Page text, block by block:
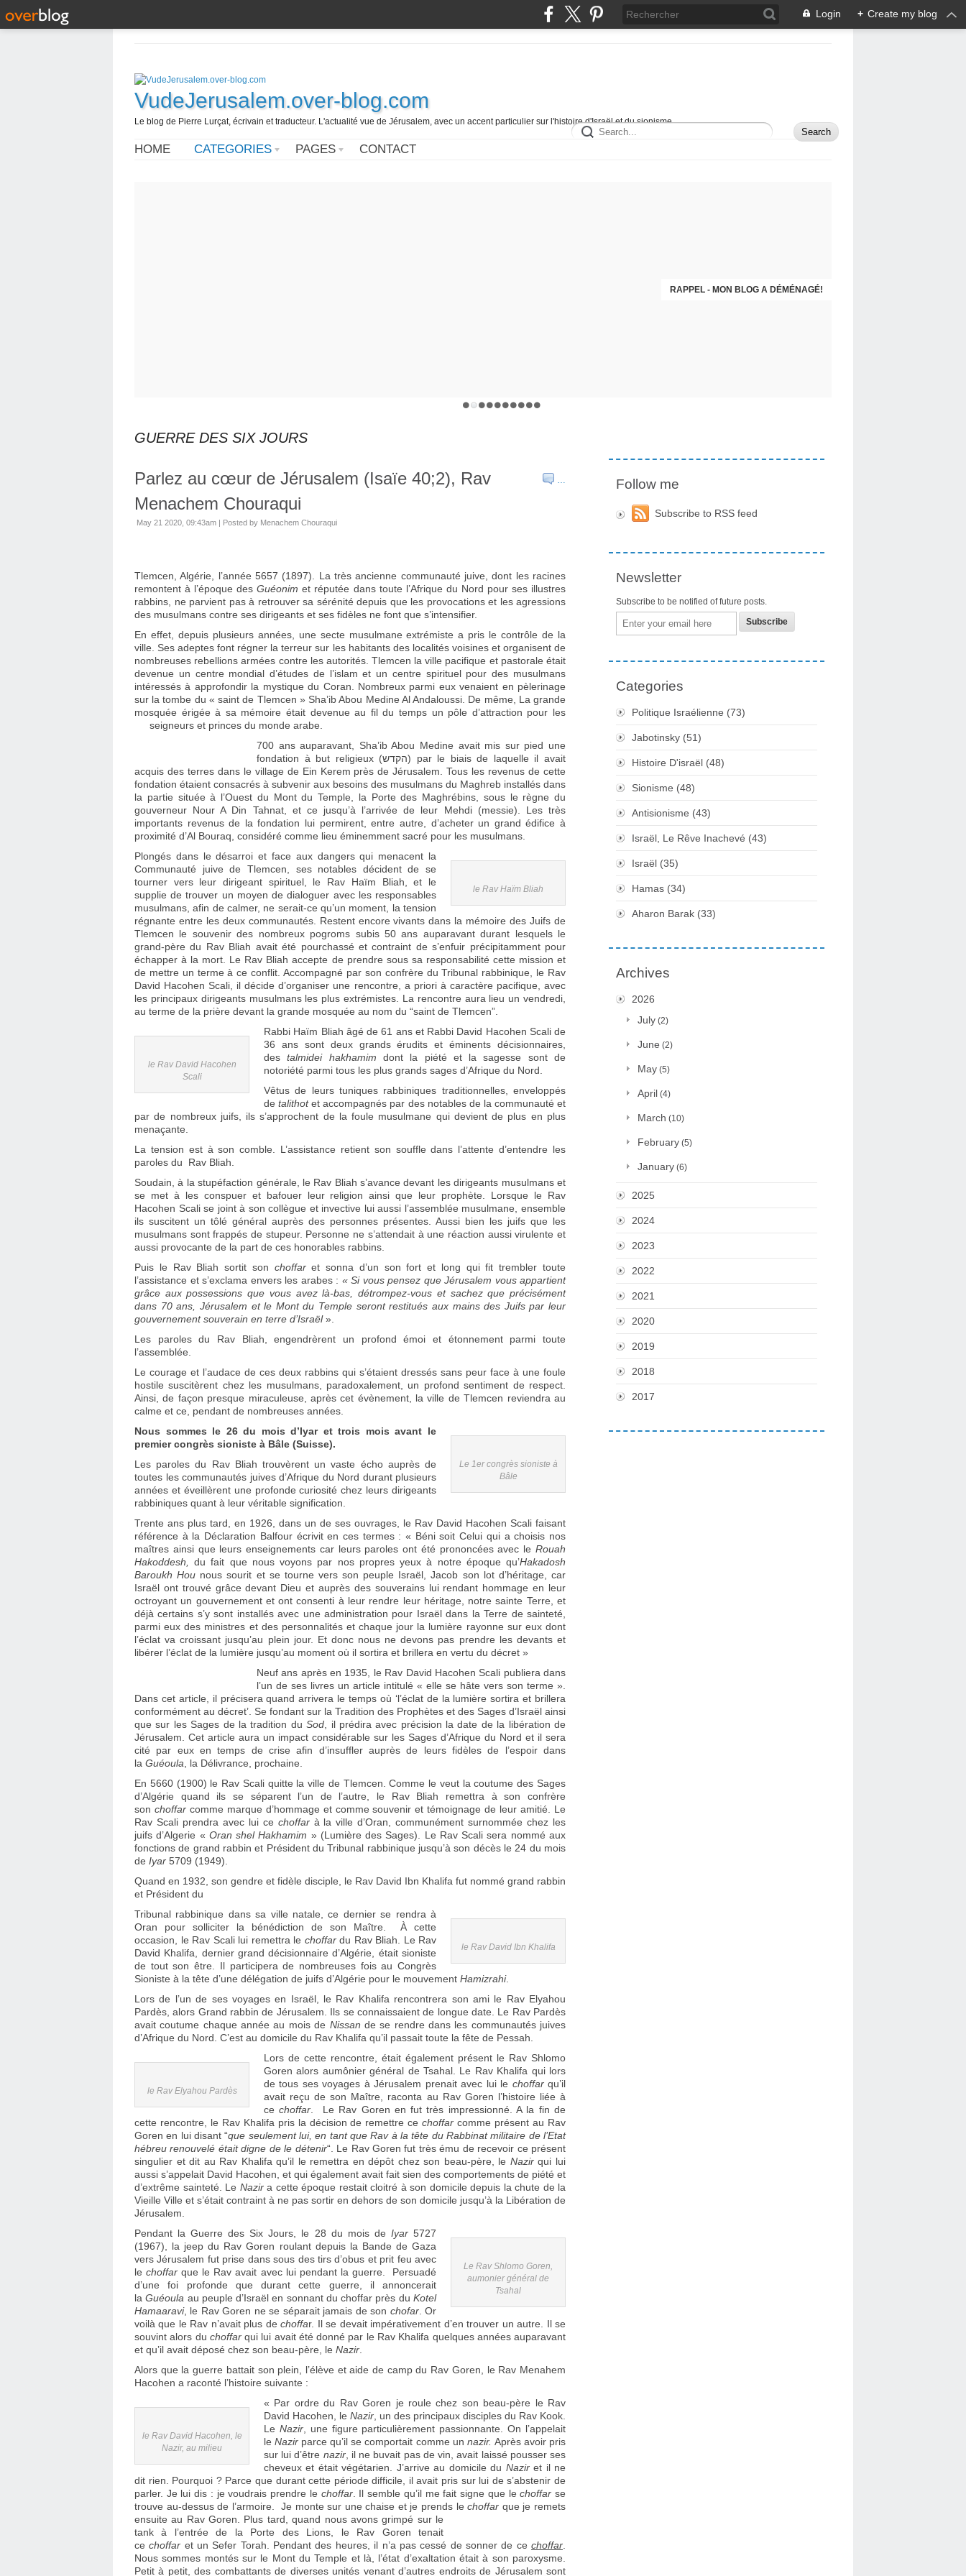
Login + Create my blog
VudeJerusalem.over-blog.com
Le blog de Pierre Lurçat, écrivain et traducteur. L'actualité vue de Jérusalem, avec un accent particulier sur l'histoire d'Israël et du sionisme.
HOME CATEGORIES PAGES CONTACT
RAPPEL - MON BLOG A DÉMÉNAGÉ!
GUERRE DES SIX JOURS
…
Parlez au cœur de Jérusalem (Isaïe 40;2), Rav
Menachem Chouraqui
May 21 2020, 09:43am | Posted by Menachem Chouraqui
Tlemcen, Algérie, l’année 5657 (1897). La très ancienne communauté juive, dont les racines
remontent à l’époque des Guéonim et réputée dans toute l’Afrique du Nord pour ses illustres
rabbins, ne parvient pas à retrouver sa sérénité depuis que les provocations et les agressions
des musulmans contre ses dirigeants et ses fidèles ne font que s’intensifier.
En effet, depuis plusieurs années, une secte musulmane extrémiste a pris le contrôle de la
ville. Ses adeptes font régner la terreur sur les habitants des localités voisines et organisent de
nombreuses rebellions armées contre les autorités. Tlemcen la ville pacifique et pastorale était
devenue un centre mondial d’études de l’islam et un centre spirituel pour des musulmans
intéressés à approfondir la mystique du Coran. Nombreux parmi eux venaient en pèlerinage
sur la tombe du « saint de Tlemcen » Sha’ib Abou Medine Al Andaloussi. De même, La grande
mosquée érigée à sa mémoire était devenue au fil du temps un pôle d’attraction pour les
seigneurs et princes du monde arabe.
700 ans auparavant, Sha’ib Abou Medine avait mis sur pied une
fondation à but religieux (הקדש) par le biais de laquelle il avait
acquis des terres dans le village de Ein Kerem près de Jérusalem. Tous les revenus de cette
fondation étaient consacrés à subvenir aux besoins des musulmans du Maghreb installés dans
la partie située à l’Ouest du Mont du Temple, la Porte des Maghrébins, sous le règne du
gouverneur Nour A Din Tahnat, et ce jusqu’à l’arrivée de leur Mehdi (messie). Les très
importants revenus de la fondation lui permirent, entre autre, d’acheter un grand édifice à
proximité d’Al Bouraq, considéré comme lieu éminemment sacré pour les musulmans.
le Rav Haïm Bliah
Plongés dans le désarroi et face aux dangers qui menacent la
Communauté juive de Tlemcen, ses notables décident de se
tourner vers leur dirigeant spirituel, le Rav Haïm Bliah, et le
supplie de trouver un moyen de dialoguer avec les responsables
musulmans, afin de calmer, ne serait-ce qu’un moment, la tension
régnante entre les deux communautés. Restent encore vivants dans la mémoire des Juifs de
Tlemcen le souvenir des nombreux pogroms subis 50 ans auparavant durant lesquels le
grand-père du Rav Bliah avait été pourchassé et contraint de s’enfuir précipitamment pour
échapper à la mort. Le Rav Bliah accepte de prendre sous sa responsabilité cette mission et
de mettre un terme à ce conflit. Accompagné par son confrère du Tribunal rabbinique, le Rav
David Hacohen Scali, il décide d’organiser une rencontre, a priori à caractère pacifique, avec
les principaux dirigeants musulmans les plus extrémistes. La rencontre aura lieu un vendredi,
au terme de la prière devant la grande mosquée au nom du “saint de Tlemcen”.
le Rav David Hacohen
Scali
Rabbi Haïm Bliah âgé de 61 ans et Rabbi David Hacohen Scali de
36 ans sont deux grands érudits et éminents décisionnaires,
des talmidei hakhamim
dont la piété et la sagesse sont de
notoriété parmi tous les plus grands sages d’Afrique du Nord.
Vêtus de leurs tuniques rabbiniques traditionnelles, enveloppés
de talithot et accompagnés par des notables de la communauté et
par de nombreux juifs, ils s’approchent de la foule musulmane qui devient de plus en plus
menaçante.
La tension est à son comble. L’assistance retient son souffle dans l’attente d’entendre les
paroles du Rav Bliah.
Soudain, à la stupéfaction générale, le Rav Bliah s’avance devant les dirigeants musulmans et
se met à les conspuer et bafouer leur religion ainsi que leur prophète. Lorsque le Rav
Hacohen Scali se joint à son collègue et invective lui aussi l’assemblée musulmane, ensemble
ils suscitent un tôlé général auprès des personnes présentes. Aussi bien les juifs que les
musulmans sont frappés de stupeur. Personne ne s’attendait à une réaction aussi virulente et
aussi provocante de la part de ces honorables rabbins.
Puis le Rav Bliah sortit son choffar et sonna d’un son fort et long qui fit trembler toute
l’assistance et s’exclama envers les arabes : « Si vous pensez que Jérusalem vous appartient
grâce aux possessions que vous avez là-bas, détrompez-vous et sachez que précisément
dans 70 ans, Jérusalem et le Mont du Temple seront restitués aux mains des Juifs par leur
gouvernement souverain en terre d’Israël».
Les paroles du Rav Bliah, engendrèrent un profond émoi et étonnement parmi toute
l’assemblée.
Le courage et l’audace de ces deux rabbins qui s’étaient dressés sans peur face à une foule
hostile suscitèrent chez les musulmans, paradoxalement, un profond sentiment de respect.
Ainsi, de façon presque miraculeuse, après cet évènement, la ville de Tlemcen reviendra au
calme et ce, pendant de nombreuses années.
Le 1er congrès sioniste à
Bâle
Nous sommes le 26 du mois d’Iyar et trois mois avant le
premier congrès sioniste à Bâle (Suisse).
Les paroles du Rav Bliah trouvèrent un vaste écho auprès de
toutes les communautés juives d’Afrique du Nord durant plusieurs
années et éveillèrent une profonde curiosité chez leurs dirigeants
rabbiniques quant à leur véritable signification.
Trente ans plus tard, en 1926, dans un de ses ouvrages, le Rav David Hacohen Scali faisant
référence à la Déclaration Balfour écrivit en ces termes : « Béni soit Celui qui a choisis nos
maîtres ainsi que leurs enseignements car leurs paroles ont été prononcées avec le Rouah
Hakoddesh,
du fait que nous voyons par nos propres yeux à notre époque qu’Hakadosh
Baroukh Hou nous sourit et se tourne vers son peuple Israël, Jacob son lot d’héritage, car
Israël ont trouvé grâce devant Dieu et auprès des souverains lui rendant hommage en leur
octroyant un gouvernement et ont consenti à leur rendre leur héritage, notre sainte Terre, et
déjà certains s’y sont installés avec une administration pour Israël dans la Terre de sainteté,
parmi eux des ministres et des personnalités et chaque jour la lumière rayonne sur eux dont
l’éclat va croissant jusqu’au plein jour. Et donc nous ne devons pas prendre les devants et
libérer l’éclat de la lumière jusqu’au moment où il sortira et brillera en vertu du décret »
Neuf ans après en 1935, le Rav David Hacohen Scali publiera dans
l’un de ses livres un article intitulé « elle se hâte vers son terme ».
Dans cet article, il précisera quand arrivera le temps où ‘l’éclat de la lumière sortira et brillera
conformément au décret’. Se fondant sur la Tradition des Prophètes et des Sages d’Israël ainsi
que sur les Sages de la tradition du Sod , il prédira avec précision la date de la libération de
Jérusalem. Cet article aura un impact considérable sur les Sages d’Afrique du Nord et il sera
cité par eux en temps de crise afin d’insuffler auprès de leurs fidèles de l’espoir dans
la Guéoula , la Délivrance, prochaine.
En 5660 (1900) le Rav Scali quitte la ville de Tlemcen. Comme le veut la coutume des Sages
d’Algérie quand ils se séparent l’un de l’autre, le Rav Bliah remettra à son confrère
son choffar comme marque d’hommage et comme souvenir et témoignage de leur amitié. Le
Rav Scali prendra avec lui ce choffar à la ville d’Oran, communément surnommée chez les
juifs d’Algerie « Oran shel Hakhamim » (Lumière des Sages). Le Rav Scali sera nommé aux
fonctions de grand rabbin et Président du Tribunal rabbinique jusqu’à son décès le 24 du mois
de Iyar 5709 (1949).
Quand en 1932, son gendre et fidèle disciple, le Rav David Ibn Khalifa fut nommé grand rabbin
et Président du
le Rav David Ibn Khalifa
Tribunal rabbinique dans sa ville natale, ce dernier se rendra à
Oran pour solliciter la bénédiction de son Maître. À cette
occasion, le Rav Scali lui remettra le choffar du Rav Bliah. Le Rav
David Khalifa, dernier grand décisionnaire d’Algérie, était sioniste
de tout son être. Il participera de nombreuses fois au Congrès
Sioniste à la tête d’une délégation de juifs d’Algérie pour le mouvement Hamizrahi.
Lors de l’un de ses voyages en Israël, le Rav Khalifa rencontrera son ami le Rav Elyahou
Pardès, alors Grand rabbin de Jérusalem. Ils se connaissaient de longue date. Le Rav Pardès
avait coutume chaque année au mois de Nissan de se rendre dans les communautés juives
d’Afrique du Nord. C’est au domicile du Rav Khalifa qu’il passait toute la fête de Pessah.
le Rav Elyahou Pardès
Lors de cette rencontre, était également présent le Rav Shlomo
Goren alors aumônier général de Tsahal. Le Rav Khalifa qui lors
de tous ses voyages à Jérusalem prenait avec lui le choffar qu’il
avait reçu de son Maître, raconta au Rav Goren l’histoire liée à
ce choffar . Le Rav Goren en fut très impressionné. A la fin de
cette rencontre, le Rav Khalifa pris la décision de remettre ce choffar comme présent au Rav
Goren en lui disant “que seulement lui, en tant que Rav à la tête du Rabbinat militaire de l’Etat
hébreu renouvelé était digne de le détenir“. Le Rav Goren fut très ému de recevoir ce présent
singulier et dit au Rav Khalifa qu’il le remettra en dépôt chez son beau-père, le Nazir qui lui
aussi s’appelait David Hacohen, et qui également avait fait sien des comportements de piété et
d’extrême sainteté. Le Nazir a cette époque restait cloitré à son domicile depuis la chute de la
Vieille Ville et s’était contraint à ne pas sortir en dehors de son domicile jusqu’à la Libération de
Jérusalem.
Le Rav Shlomo Goren,
aumonier général de
Tsahal
Pendant la Guerre des Six Jours, le 28 du mois de Iyar 5727
(1967), la jeep du Rav Goren roulant depuis la Bande de Gaza
vers Jérusalem fut prise dans sous des tirs d’obus et prit feu avec
le choffar que le Rav avait avec lui pendant la guerre. Persuadé
d’une foi profonde que durant cette guerre, il annoncerait
la Guéoula au peuple d’Israël en sonnant du choffar près du Kotel
Hamaaravi, le Rav Goren ne se séparait jamais de son chofar. Or
voilà que le Rav n’avait plus de choffar. Il se devait impérativement d’en trouver un autre. Il se
souvint alors du choffar qui lui avait été donné par le Rav Khalifa quelques années auparavant
et qu’il avait déposé chez son beau-père, le Nazir
Alors que la guerre battait son plein, l’élève et aide de camp du Rav Goren, le Rav Menahem
Hacohen a raconté l’histoire suivante :
le Rav David Hacohen, le
Nazir, au milieu
« Par ordre du Rav Goren je roule chez son beau-père le Rav
David Hacohen, le Nazir , un des principaux disciples du Rav Kook.
Le Nazir, une figure particulièrement passionnante. On l’appelait
le Nazir parce qu’il se comportait comme un nazir. Après avoir pris
sur lui d’être nazir, il ne buvait pas de vin, avait laissé pousser ses
cheveux et était végétarien. J’arrive au domicile du Nazir et il ne
dit rien. Pourquoi ? Parce que durant cette période difficile, il avait pris sur lui de s’abstenir de
parler. Je lui dis : je voudrais prendre le choffar. Il semble qu’il me fait signe que le choffar se
trouve au-dessus de l’armoire. Je monte sur une chaise et je prends le choffar que je remets
ensuite au Rav Goren. Plus tard, quand nous avons grimpé sur le
tank à l’entrée de la Porte des Lions, le Rav Goren tenait
ce choffar et un Sefer Torah. Pendant des heures, il n’a pas cessé de sonner de ce choffar
Nous sommes montés sur le Mont du Temple et là, l’état d’exaltation était à son paroxysme.
Petit à petit, des combattants de diverses unités venant d’autres endroits de Jérusalem sont
Follow me
Subscribe to RSS feed
Newsletter
Subscribe to be notified of future posts.
Email
Categories
Politique Israélienne (73)
Jabotinsky (51)
Histoire D'israël (48)
Sionisme (48)
Antisionisme (43)
Israël, Le Rêve Inachevé (43)
Israël (35)
Hamas (34)
Aharon Barak (33)
Archives
2026
July (2)
June (2)
May (5)
April (4)
March (10)
February (5)
January (6)
2025
2024
2023
2022
2021
2020
2019
2018
2017